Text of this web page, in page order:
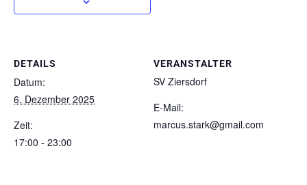
DETAILS
Datum:
6. Dezember 2025
Zeit:
17:00 - 23:00
VERANSTALTER
SV Ziersdorf
E-Mail:
marcus.stark@gmail.com